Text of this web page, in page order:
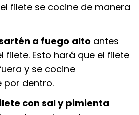
filete se cocine de manera
a fuego alto antes
filete. Esto hará que el filete
y se cocine
por dentro.
con sal y pimienta